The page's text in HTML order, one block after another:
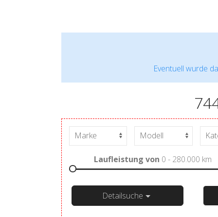
Eventuell wurde
Laufleistung von 0 - 280.000 km
Detailsuche